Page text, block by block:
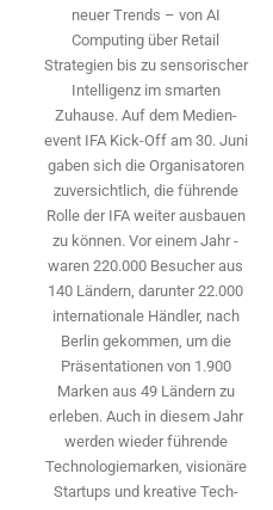
neuer Trends – von AI
Computing über Retail
Strategien bis zu sensorischer
Intelligenz im smarten
Zuhause. Auf dem Medien­
event IFA Kick-Off am 30. Juni
gaben sich die Organisatoren
zuversichtlich, die führende
Rolle der IFA weiter ausbauen
zu können. Vor einem Jahr ­
waren 220.000 Besucher aus
140 ­Ländern, ­darunter 22.000
internationale Händler, nach
Berlin gekommen, um die
Präsen­tationen von 1.900
Marken aus 49 Ländern zu
erleben. Auch in diesem Jahr
werden wieder führende
Technologiemarken, visionäre
Startups und ­kreative Tech-